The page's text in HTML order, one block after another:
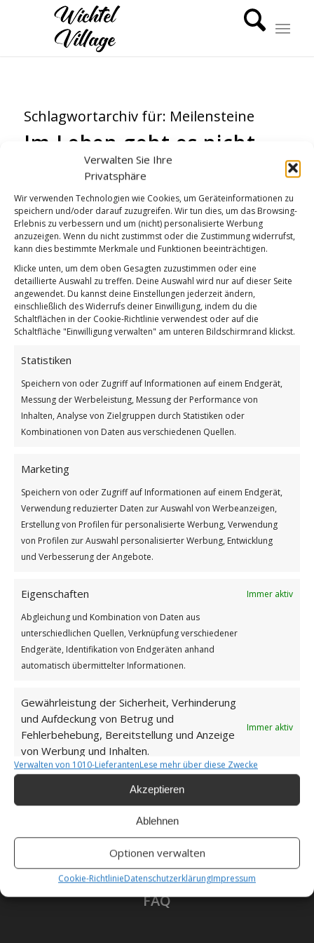
Verwalten Sie Ihre
Privatsphäre
Wir verwenden Technologien wie Cookies, um Geräteinformationen zu
speichern und/oder darauf zuzugreifen. Wir tun dies, um das Browsing-
Erlebnis zu verbessern und um (nicht) personalisierte Werbung
anzuzeigen. Wenn du nicht zustimmst oder die Zustimmung widerrufst,
kann dies bestimmte Merkmale und Funktionen beeinträchtigen.
Klicke unten, um dem oben Gesagten zuzustimmen oder eine
detaillierte Auswahl zu treffen. Deine Auswahl wird nur auf dieser Seite
angewendet. Du kannst deine Einstellungen jederzeit ändern,
einschließlich des Widerrufs deiner Einwilligung, indem du die
Schaltflächen in der Cookie-Richtlinie verwendest oder auf die
Schaltfläche "Einwilligung verwalten" am unteren Bildschirmrand klickst.
Statistiken
Speichern von oder Zugriff auf Informationen auf einem Endgerät,
Messung der Werbeleistung, Messung der Performance von
Inhalten, Analyse von Zielgruppen durch Statistiken oder
Kombinationen von Daten aus verschiedenen Quellen.
Marketing
Speichern von oder Zugriff auf Informationen auf einem Endgerät,
Verwendung reduzierter Daten zur Auswahl von Werbeanzeigen,
Erstellung von Profilen für personalisierte Werbung, Verwendung
von Profilen zur Auswahl personalisierter Werbung, Entwicklung
und Verbesserung der Angebote.
Eigenschaften
Immer aktiv
Abgleichung und Kombination von Daten aus
unterschiedlichen Quellen, Verknüpfung verschiedener
Endgeräte, Identifikation von Endgeräten anhand
automatisch übermittelter Informationen.
Gewährleistung der Sicherheit, Verhinderung
und Aufdeckung von Betrug und
Fehlerbehebung, Bereitstellung und Anzeige
von Werbung und Inhalten.
Immer aktiv
Verwalten von 1010-LieferantenLese mehr über diese Zwecke
Akzeptieren
Ablehnen
Optionen verwalten
Cookie-RichtlinieDatenschutzerklärungImpressum
Schlagwortarchiv für: Meilensteine
Im Leben geht es nicht
GUTEN MORGEN
Weiterlesen
Wie findest du diesen Beitrag?
23. FEBRUAR 2026
Datenschutzerklärung
Unsere Cookie-Richtlinie (EU)
Haftungsausschluss
Als Amazon-Partner verdiene ich an qualifizierten
FAQ